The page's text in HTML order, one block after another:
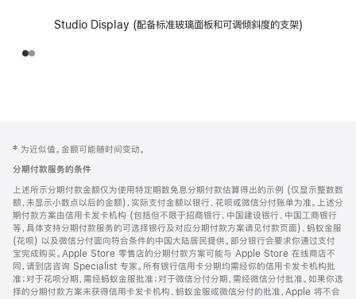
Studio Display (配备标准玻璃面板和可调倾斜度的支架)
页
页
脚
注
‡ 为近似值。金额可能随时间变动。
分期付款服务的条件
上述所示分期付款金额仅为使用特定期数免息分期付款估算得出的示例 (仅显示整数数
额，未显示小数点以后的金额)，实际支付金额以银行、花呗或微信分付账单为准。上述分
期付款方案由信用卡发卡机构 (包括但不限于招商银行、中国建设银行、中国工商银行
等，具体支持分期付款服务的可选择银行及对应分期付款方案请见付款页面)、蚂蚁金服
(花呗) 以及微信分付面向符合条件的中国大陆居民提供。部分银行会要求你通过支付
宝完成购买。Apple Store 零售店的分期付款方案可能与 Apple Store 在线商店不
同，请到店咨询 Specialist 专家。所有银行信用卡分期均需经你的信用卡发卡机构批
准；对于花呗分期，需经蚂蚁金服批准；对于微信分付分期，需经微信分付批准。如果你选
择的分期付款方案未获得信用卡发卡机构、蚂蚁金服或微信分付的批准，Apple 将不会